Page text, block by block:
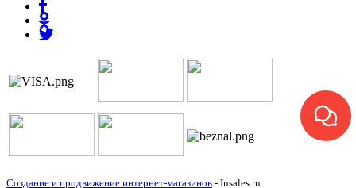
Создание и продвижение интернет-магазинов - Insales.ru